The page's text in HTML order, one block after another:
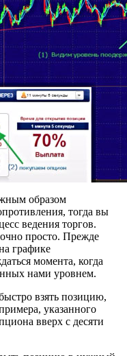
образом
тогда вы
ведения торгов.
просто. Прежде
графике
момента, когда
нами уровнем.
взять позицию,
указанного
вверх с десяти